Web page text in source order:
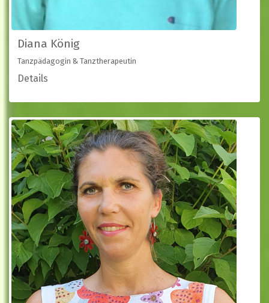
Diana König
Tanzpädagogin & Tanztherapeutin
Details